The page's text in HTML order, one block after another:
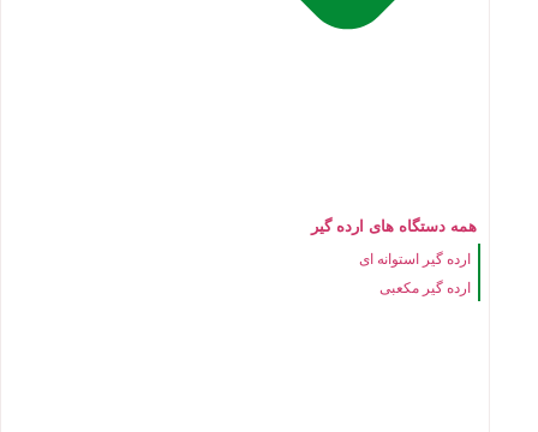
همه دستگاه های ارده گیر
ارده گیر استوانه ای
ارده گیر مکعبی